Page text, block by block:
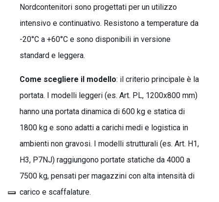
Nordcontenitori sono progettati per un utilizzo
intensivo e continuativo. Resistono a temperature da
-20°C a +60°C e sono disponibili in versione
standard e leggera.
Come scegliere il modello: il criterio principale è la
portata. I modelli leggeri (es. Art. PL, 1200x800 mm)
hanno una portata dinamica di 600 kg e statica di
1800 kg e sono adatti a carichi medi e logistica in
ambienti non gravosi. I modelli strutturali (es. Art. H1,
H3, P7NJ) raggiungono portate statiche da 4000 a
7500 kg, pensati per magazzini con alta intensità di
carico e scaffalature.